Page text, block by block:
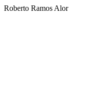
Roberto Ramos Alor